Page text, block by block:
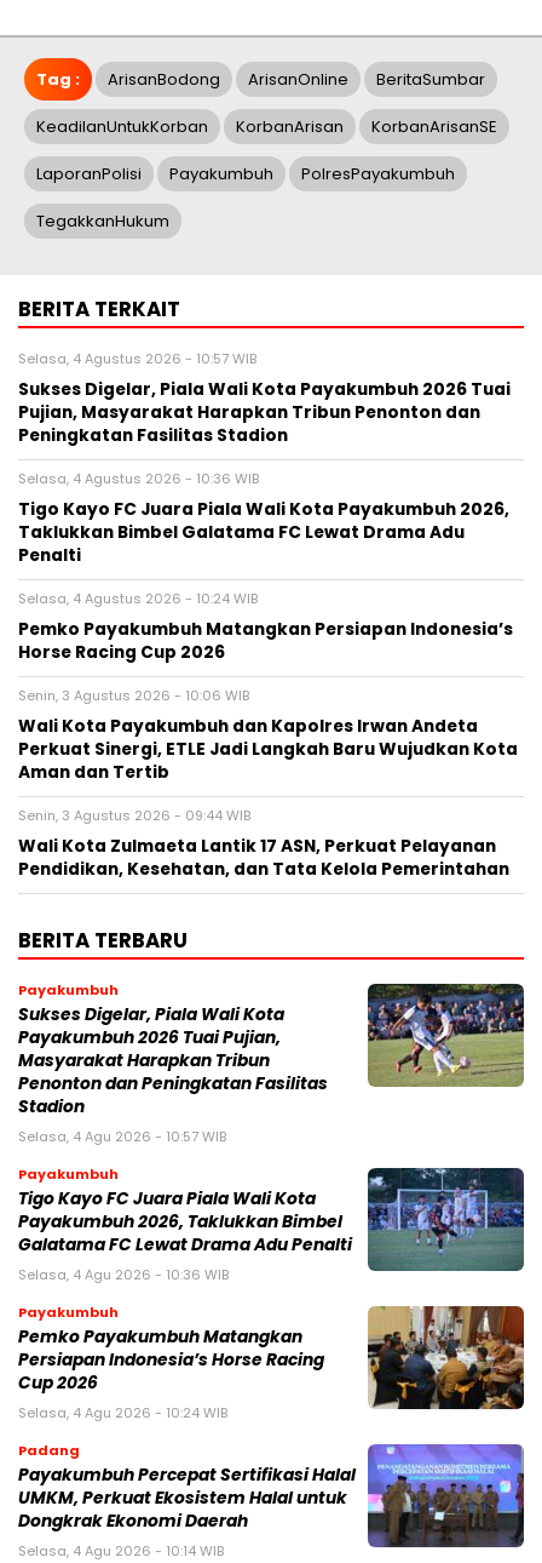
Tag : ArisanBodong ArisanOnline BeritaSumbar
KeadilanUntukKorban KorbanArisan KorbanArisanSE
LaporanPolisi Payakumbuh PolresPayakumbuh
TegakkanHukum
BERITA TERKAIT
Selasa, 4 Agustus 2026 - 10:57 WIB
Sukses Digelar, Piala Wali Kota Payakumbuh 2026 Tuai
Pujian, Masyarakat Harapkan Tribun Penonton dan
Peningkatan Fasilitas Stadion
Selasa, 4 Agustus 2026 - 10:36 WIB
Tigo Kayo FC Juara Piala Wali Kota Payakumbuh 2026,
Taklukkan Bimbel Galatama FC Lewat Drama Adu
Penalti
Selasa, 4 Agustus 2026 - 10:24 WIB
Pemko Payakumbuh Matangkan Persiapan Indonesia’s
Horse Racing Cup 2026
Senin, 3 Agustus 2026 - 10:06 WIB
Wali Kota Payakumbuh dan Kapolres Irwan Andeta
Perkuat Sinergi, ETLE Jadi Langkah Baru Wujudkan Kota
Aman dan Tertib
Senin, 3 Agustus 2026 - 09:44 WIB
Wali Kota Zulmaeta Lantik 17 ASN, Perkuat Pelayanan
Pendidikan, Kesehatan, dan Tata Kelola Pemerintahan
BERITA TERBARU
Payakumbuh
Sukses Digelar, Piala Wali Kota
Payakumbuh 2026 Tuai Pujian,
Masyarakat Harapkan Tribun
Penonton dan Peningkatan Fasilitas
Stadion
Selasa, 4 Agu 2026 - 10:57 WIB
Payakumbuh
Tigo Kayo FC Juara Piala Wali Kota
Payakumbuh 2026, Taklukkan Bimbel
Galatama FC Lewat Drama Adu Penalti
Selasa, 4 Agu 2026 - 10:36 WIB
Payakumbuh
Pemko Payakumbuh Matangkan
Persiapan Indonesia’s Horse Racing
Cup 2026
Selasa, 4 Agu 2026 - 10:24 WIB
Padang
Payakumbuh Percepat Sertifikasi Halal
UMKM, Perkuat Ekosistem Halal untuk
Dongkrak Ekonomi Daerah
Selasa, 4 Agu 2026 - 10:14 WIB